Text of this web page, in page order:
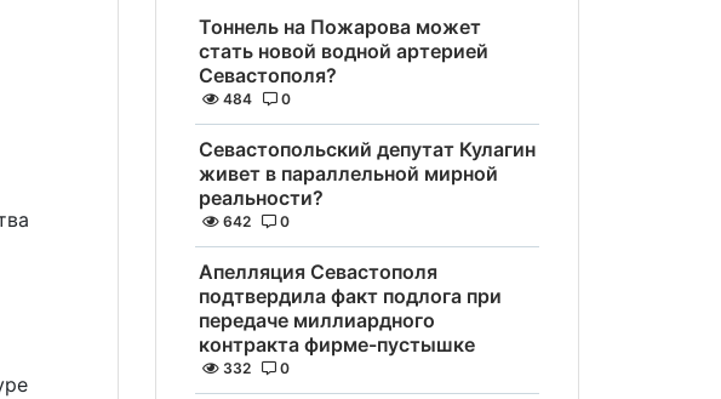
Тоннель на Пожарова может
стать новой водной артерией
Севастополя?
484 0
Севастопольский депутат Кулагин
живет в параллельной мирной
реальности?
642 0
Апелляция Севастополя
подтвердила факт подлога при
передаче миллиардного
контракта фирме-пустышке
332 0